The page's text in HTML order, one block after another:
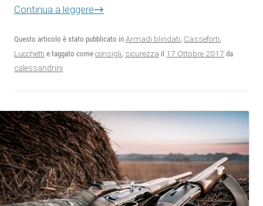
Continua a leggere→
Questo articolo è stato pubblicato in Armadi blindati, Casseforti,
Lucchetti e taggato come consigli, sicurezza il 17 Ottobre 2017 da
calessandrini